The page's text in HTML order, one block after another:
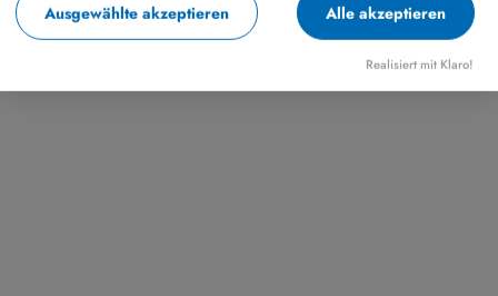
Ausgewählte akzeptieren Alle akzeptieren
Realisiert mit Klaro!